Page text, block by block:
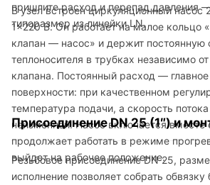
пришлите расход и перепад давления
типоразмер из линейки LN.
В узел встроен циркуляционный насос
1×220 В. Он работает на малое кольцо
клапан — насос» и держит постоянную
теплоносителя в трубках независимо
клапана. Постоянный расход —
поверхности: при качественном
температура подачи, а скорость потока
неизменной. Насос включается вместе
продолжает работать в режиме
выйдет на рабочее положение.
Присоединение DN 25 (1″) и
Резьбовое присоединение DN 25,
исполнение позволяет собрать